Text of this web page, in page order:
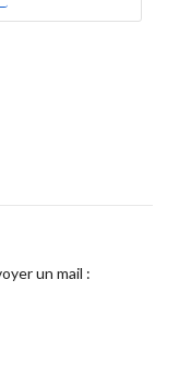
un mail :